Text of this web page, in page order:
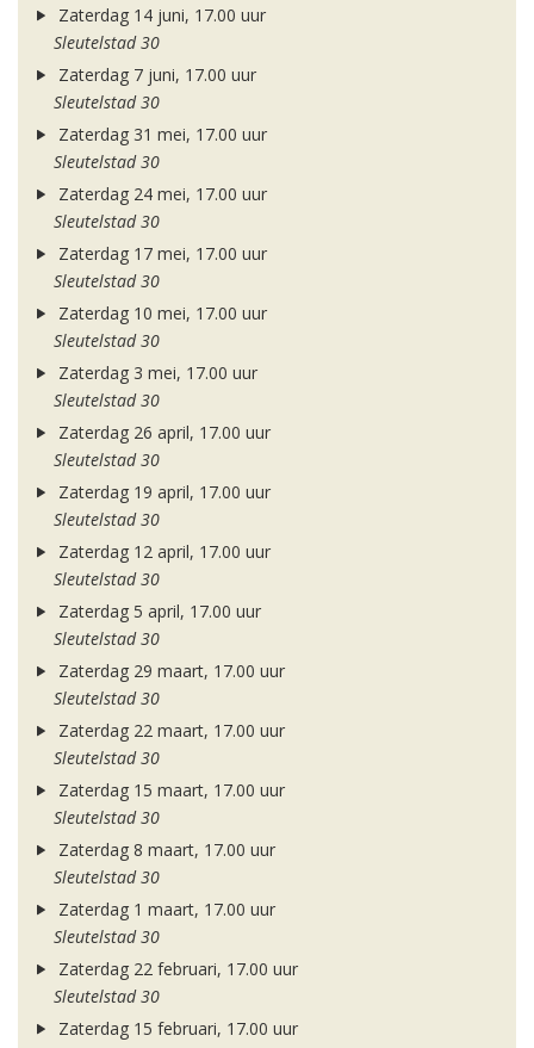
Zaterdag 14 juni, 17.00 uur
Sleutelstad 30
Zaterdag 7 juni, 17.00 uur
Sleutelstad 30
Zaterdag 31 mei, 17.00 uur
Sleutelstad 30
Zaterdag 24 mei, 17.00 uur
Sleutelstad 30
Zaterdag 17 mei, 17.00 uur
Sleutelstad 30
Zaterdag 10 mei, 17.00 uur
Sleutelstad 30
Zaterdag 3 mei, 17.00 uur
Sleutelstad 30
Zaterdag 26 april, 17.00 uur
Sleutelstad 30
Zaterdag 19 april, 17.00 uur
Sleutelstad 30
Zaterdag 12 april, 17.00 uur
Sleutelstad 30
Zaterdag 5 april, 17.00 uur
Sleutelstad 30
Zaterdag 29 maart, 17.00 uur
Sleutelstad 30
Zaterdag 22 maart, 17.00 uur
Sleutelstad 30
Zaterdag 15 maart, 17.00 uur
Sleutelstad 30
Zaterdag 8 maart, 17.00 uur
Sleutelstad 30
Zaterdag 1 maart, 17.00 uur
Sleutelstad 30
Zaterdag 22 februari, 17.00 uur
Sleutelstad 30
Zaterdag 15 februari, 17.00 uur